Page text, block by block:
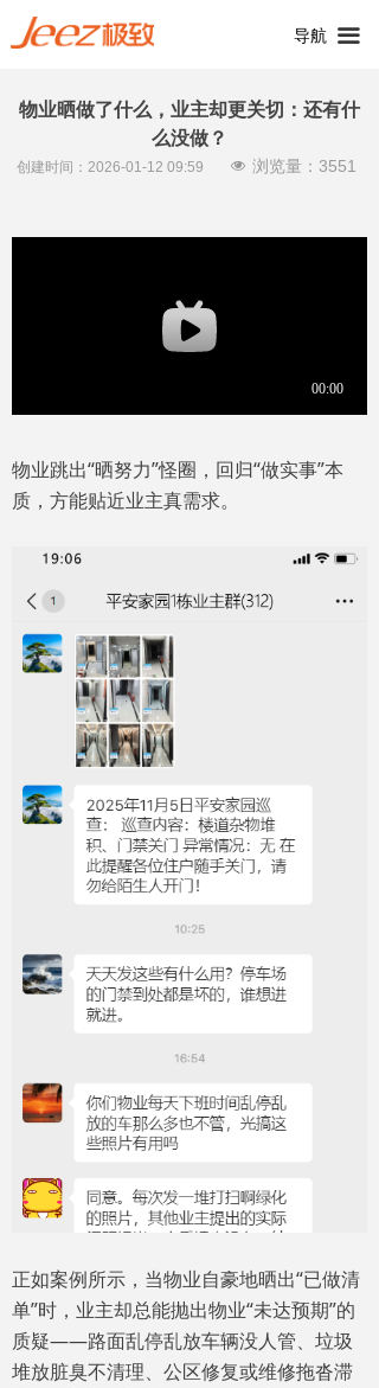
导航 끀
物业晒做了什么，业主却更关切：还有什
么没做？
物业跳出“晒努力”怪圈，回归“做实事”本
质，方能贴近业主真需求。
正如案例所示，当物业自豪地晒出“已做清
单”时，业主却总能抛出物业“未达预期”的
质疑——路面乱停乱放车辆没人管、垃圾
堆放脏臭不清理、公区修复或维修拖沓滞
创建时间： 2026-01-12 09:59 넶 浏览量： 3551